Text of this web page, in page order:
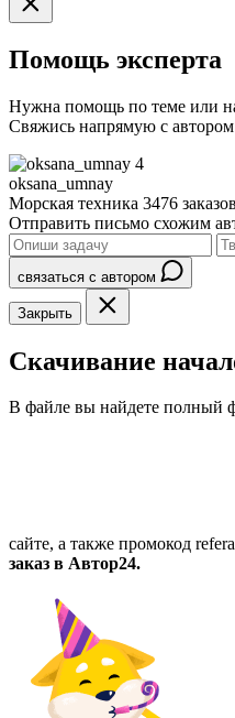
Помощь эксперта
Нужна помощь по теме или
Свяжись напрямую с автором
4
oksana_umnay
Морская техника 3476 заказов
Отправить письмо схожим
связаться с автором
Закрыть
Скачивание
В файле вы найдете полный
сайте, а также промокод
заказ в Автор24.